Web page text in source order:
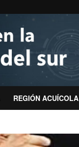
REGIÓN ACUÍCOLA